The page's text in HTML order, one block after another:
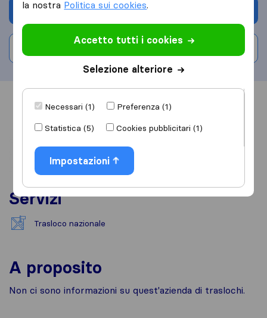
Chiedi preventivo
Informazioni Recensioni
Servizi
Trasloco nazionale
A proposito
Non ci sono informazioni su quest'azienda di traslochi.
la nostra Politica sui cookies.
Accetto tutti i cookies
Selezione alteriore
Necessari (1)
Preferenza (1)
Statistica (5)
Cookies pubblicitari (1)
Impostazioni